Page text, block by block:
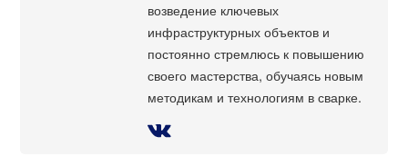
возведение ключевых
инфраструктурных объектов и
постоянно стремлюсь к повышению
своего мастерства, обучаясь новым
методикам и технологиям в сварке.